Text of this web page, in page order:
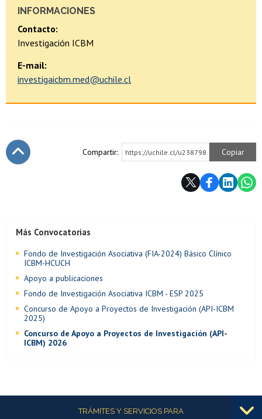
INFORMACIONES
Contacto:
Investigación ICBM
E-mail:
investigaicbm.med@uchile.cl
Compartir: https://uchile.cl/u238798 Copiar
Más Convocatorias
Fondo de Investigación Asociativa (FIA-2024) Básico Clínico
ICBM-HCUCH
Apoyo a publicaciones
Fondo de Investigación Asociativa ICBM - ESP 2025
Concurso de Apoyo a Proyectos de Investigación (API-ICBM
2025)
Concurso de Apoyo a Proyectos de Investigación (API-
ICBM) 2026
Más informaciónTRÁMITES Y SERVICIOS PARA